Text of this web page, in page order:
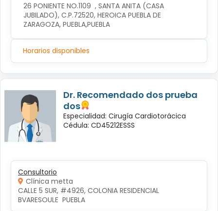
26 PONIENTE NO.1109  , SANTA ANITA (CASA
JUBILADO), C.P.72520, HEROICA PUEBLA DE
ZARAGOZA, PUEBLA,PUEBLA
Horarios disponibles
Dr. Recomendado dos prueba
dos
Especialidad: Cirugía Cardiotorácica
Cédula: CD45212ESSS
Consultorio
Clínica metta
CALLE 5 SUR, #4926, COLONIA RESIDENCIAL
BVARESOULE  PUEBLA